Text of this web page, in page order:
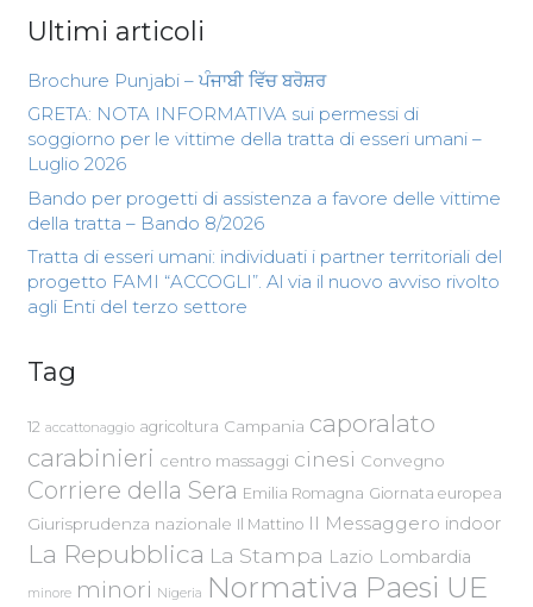
Ultimi articoli
Brochure Punjabi – ਪੰਜਾਬੀ ਵਿੱਚ ਬਰੋਸ਼ਰ
GRETA: NOTA INFORMATIVA sui permessi di
soggiorno per le vittime della tratta di esseri umani –
Luglio 2026
Bando per progetti di assistenza a favore delle vittime
della tratta – Bando 8/2026
Tratta di esseri umani: individuati i partner territoriali del
progetto FAMI “ACCOGLI”. Al via il nuovo avviso rivolto
agli Enti del terzo settore
Tag
12 accattonaggio agricoltura Campania caporalato
carabinieri centro massaggi cinesi Convegno
Corriere della Sera Emilia Romagna Giornata europea
Giurisprudenza nazionale Il Mattino Il Messaggero indoor
La Repubblica La Stampa Lazio Lombardia
minore minori Nigeria Normativa Paesi UE